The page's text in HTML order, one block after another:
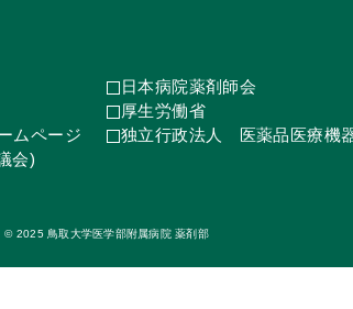
日本病院薬剤師会
厚生労働省
ムページ
独立行政法人 医薬品医療機
会)
© 2025 鳥取大学医学部附属病院 薬剤部